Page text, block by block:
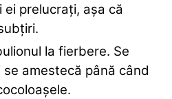
prelucrați, așa că
la fierbere. Se
amestecă până când